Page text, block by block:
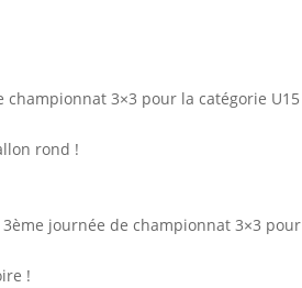
championnat 3×3 pour la catégorie U15
rond !
journée de championnat 3×3 pour
!